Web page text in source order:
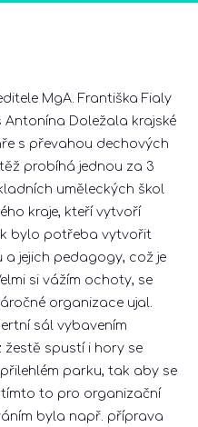
MgA. Františka Fialy
Antonína Doležala krajské
s převahou dechových
probíhá jednou za 3
uměleckých škol
kraje, kteří vytvoří
bylo potřeba vytvořit
jejich pedagogy, což je
si vážím ochoty, se
organizace ujal.
sál vybavením
žestě spustí i hory se
parku, tak aby se
to pro organizační
byla např. příprava